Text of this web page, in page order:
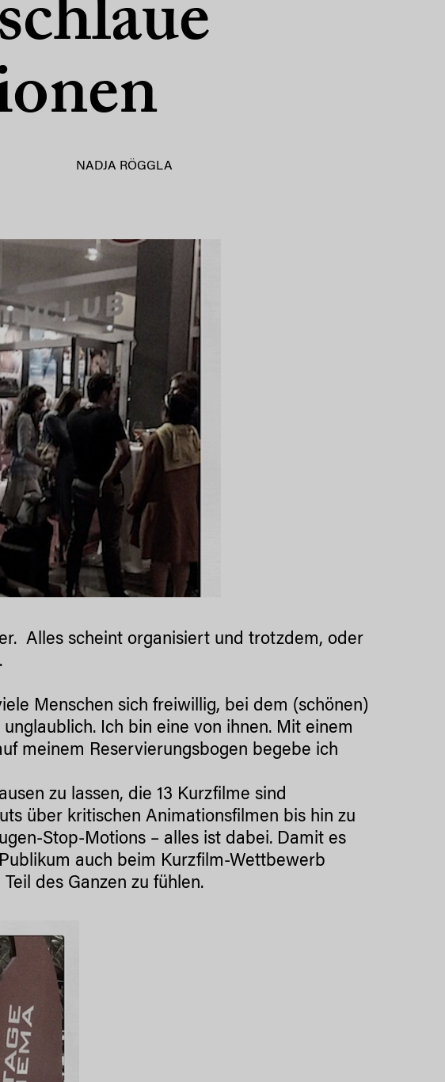
NADJA RÖGGLA
Alles scheint organisiert und trotzdem, oder
Menschen sich freiwillig, bei dem (schönen)
Ich bin eine von ihnen. Mit einem
meinem Reservierungsbogen begebe ich
zu lassen, die 13 Kurzfilme sind
über kritischen Animationsfilmen bis hin zu
Stop-Motions – alles ist dabei. Damit es
auch beim Kurzfilm-Wettbewerb
des Ganzen zu fühlen.